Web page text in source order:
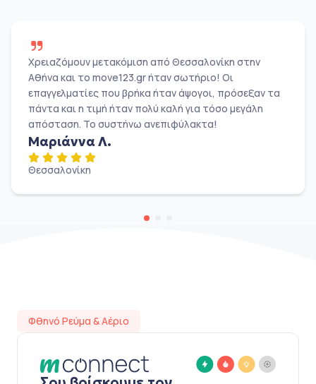
Χρειαζόμουν μετακόμιση από Θεσσαλονίκη στην
Αθήνα και το move123.gr ήταν σωτήριο! Οι
επαγγελματίες που βρήκα ήταν άψογοι, πρόσεξαν τα
πάντα και η τιμή ήταν πολύ καλή για τόσο μεγάλη
απόσταση. Το συστήνω ανεπιφύλακτα!
Μαριάννα Λ.
Θεσσαλονίκη
Φθηνό Ρεύμα & Αέριο